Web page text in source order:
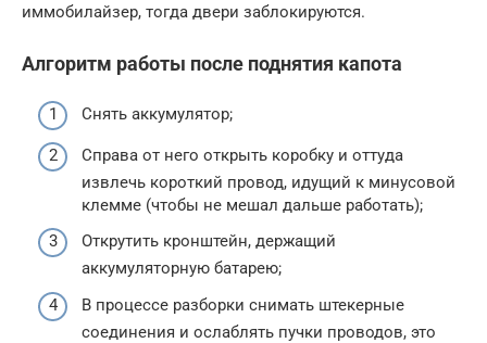
иммобилайзер, тогда двери заблокируются.
Алгоритм работы после поднятия капота
Снять аккумулятор;
Справа от него открыть коробку и оттуда
извлечь короткий провод, идущий к минусовой
клемме (чтобы не мешал дальше работать);
Открутить кронштейн, держащий
аккумуляторную батарею;
В процессе разборки снимать штекерные
соединения и ослаблять пучки проводов, это